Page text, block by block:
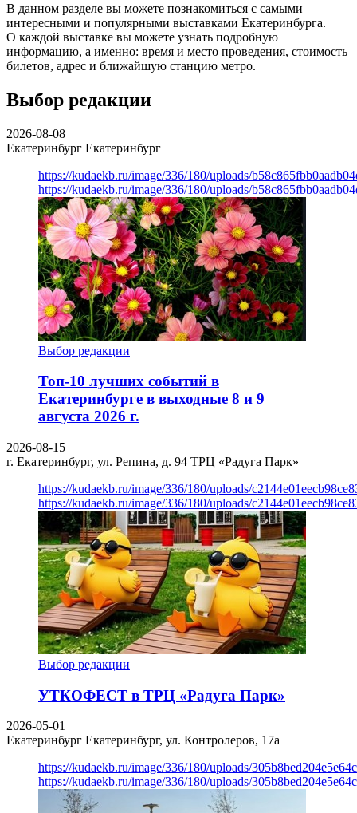
В данном разделе вы можете познакомиться с самыми
интересными и популярными выставками Екатеринбурга.
О каждой выставке вы можете узнать подробную
информацию, а именно: время и место проведения, стоимость
билетов, адрес и ближайшую станцию метро.
Выбор редакции
2026-08-08
Екатеринбург Екатеринбург
https://kudaekb.ru/image/336/180/uploads/
https://kudaekb.ru/image/336/180/uploads/
Выбор редакции
Топ-10 лучших событий в
Екатеринбурге в выходные 8 и 9
августа 2026 г.
2026-08-15
г. Екатеринбург, ул. Репина, д. 94 ТРЦ «Радуга Парк»
https://kudaekb.ru/image/336/180/uploads/
https://kudaekb.ru/image/336/180/uploads/
Выбор редакции
УТКОФЕСТ в ТРЦ «Радуга Парк»
2026-05-01
Екатеринбург Екатеринбург, ул. Контролеров, 17а
https://kudaekb.ru/image/336/180/uploads/
https://kudaekb.ru/image/336/180/uploads/